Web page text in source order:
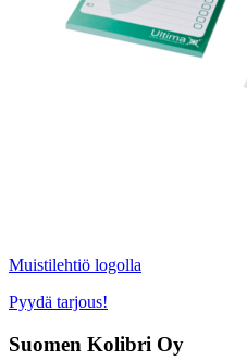
Muistilehtiö logolla
Pyydä tarjous!
Suomen Kolibri Oy